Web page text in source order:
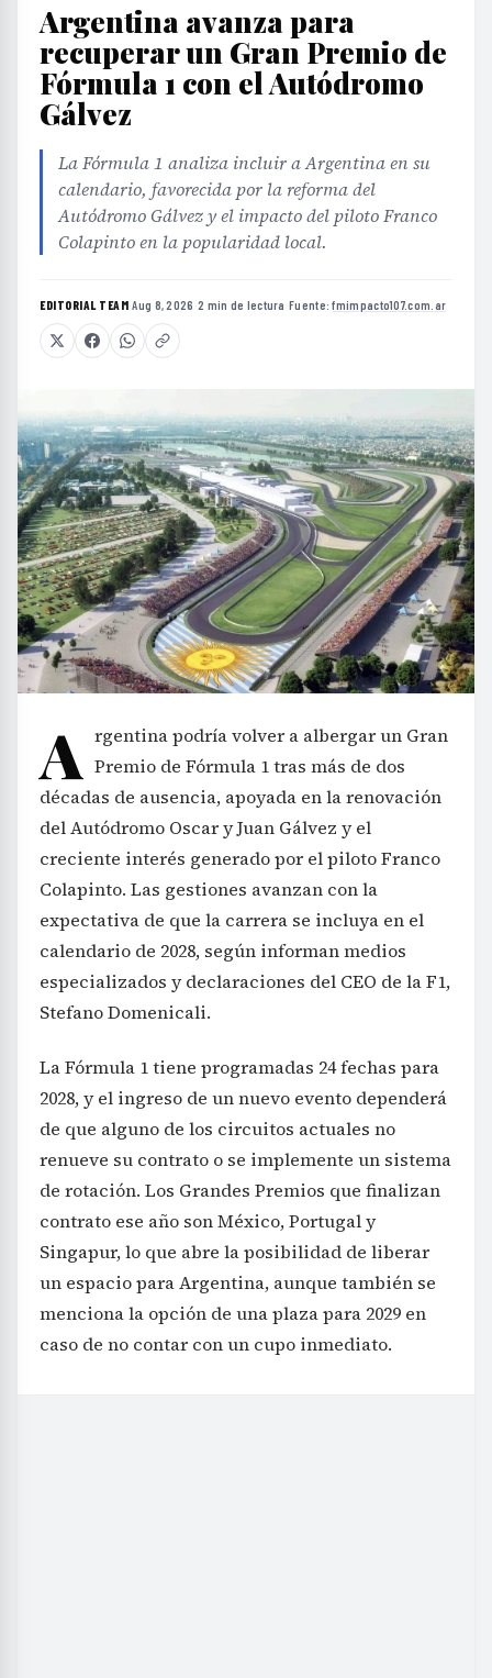
Argentina avanza para
recuperar un Gran Premio de
Fórmula 1 con el Autódromo
Gálvez
La Fórmula 1 analiza incluir a Argentina en su
calendario, favorecida por la reforma del
Autódromo Gálvez y el impacto del piloto Franco
Colapinto en la popularidad local.
EDITORIAL TEAM·Aug 8, 2026 ·2 min de lectura ·Fuente:fmimpacto107.com.ar
A rgentina podría volver a albergar un Gran
Premio de Fórmula 1 tras más de dos
décadas de ausencia, apoyada en la renovación
del Autódromo Oscar y Juan Gálvez y el
creciente interés generado por el piloto Franco
Colapinto. Las gestiones avanzan con la
expectativa de que la carrera se incluya en el
calendario de 2028, según informan medios
especializados y declaraciones del CEO de la F1,
Stefano Domenicali.
La Fórmula 1 tiene programadas 24 fechas para
2028, y el ingreso de un nuevo evento dependerá
de que alguno de los circuitos actuales no
renueve su contrato o se implemente un sistema
de rotación. Los Grandes Premios que finalizan
contrato ese año son México, Portugal y
Singapur, lo que abre la posibilidad de liberar
un espacio para Argentina, aunque también se
menciona la opción de una plaza para 2029 en
caso de no contar con un cupo inmediato.